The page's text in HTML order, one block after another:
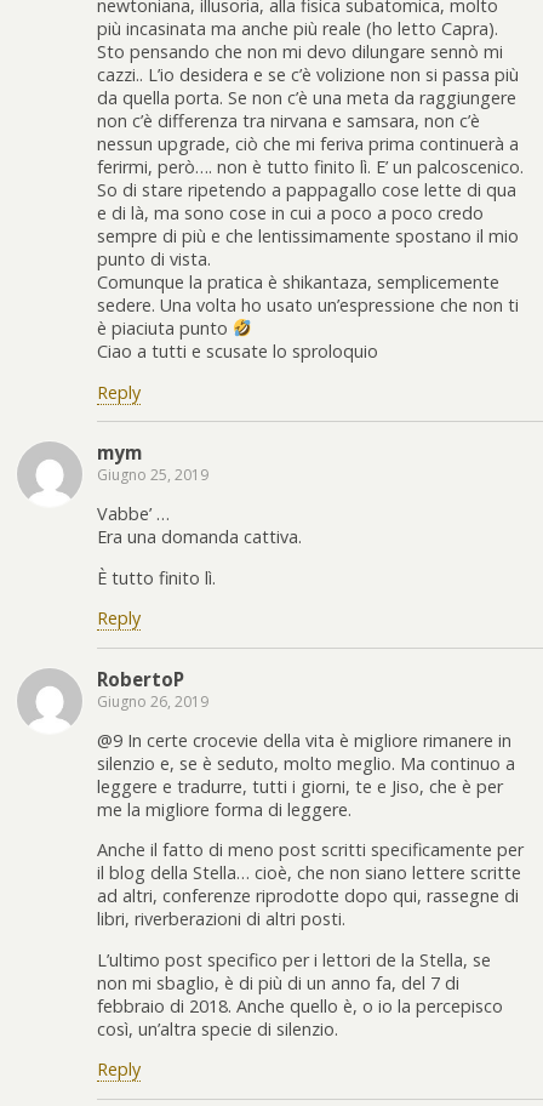
newtoniana, illusoria, alla fisica subatomica, molto
più incasinata ma anche più reale (ho letto Capra).
Sto pensando che non mi devo dilungare sennò mi
cazzi.. L’io desidera e se c’è volizione non si passa più
da quella porta. Se non c’è una meta da raggiungere
non c’è differenza tra nirvana e samsara, non c’è
nessun upgrade, ciò che mi feriva prima continuerà a
ferirmi, però…. non è tutto finito lì. E’ un palcoscenico.
So di stare ripetendo a pappagallo cose lette di qua
e di là, ma sono cose in cui a poco a poco credo
sempre di più e che lentissimamente spostano il mio
punto di vista.
Comunque la pratica è shikantaza, semplicemente
sedere. Una volta ho usato un’espressione che non ti
è piaciuta punto
Ciao a tutti e scusate lo sproloquio
Reply
mym
Giugno 25, 2019
Vabbe’ …
Era una domanda cattiva.
È tutto finito lì.
Reply
RobertoP
Giugno 26, 2019
@9 In certe crocevie della vita è migliore rimanere in
silenzio e, se è seduto, molto meglio. Ma continuo a
leggere e tradurre, tutti i giorni, te e Jiso, che è per
me la migliore forma di leggere.
Anche il fatto di meno post scritti specificamente per
il blog della Stella… cioè, che non siano lettere scritte
ad altri, conferenze riprodotte dopo qui, rassegne di
libri, riverberazioni di altri posti.
L’ultimo post specifico per i lettori de la Stella, se
non mi sbaglio, è di più di un anno fa, del 7 di
febbraio di 2018. Anche quello è, o io la percepisco
così, un’altra specie di silenzio.
Reply